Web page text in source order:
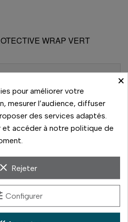
WRAP VERT
comparer en magasin :
PROTECTIVE WRAP VER
PROTECTIVE WRAP NOIR
13 CUIVRE SAC EPAULE
×
pour améliorer votre
mesurer l’audience, diffuser
des services adaptés.
et accéder à notre politique de
clear Rejeter
Configurer